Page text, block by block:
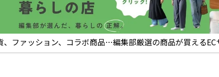
、ファッション、コラボ商品…編集部厳選の商品が買えるEC